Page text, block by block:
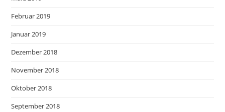
Februar 2019
Januar 2019
Dezember 2018
November 2018
Oktober 2018
September 2018